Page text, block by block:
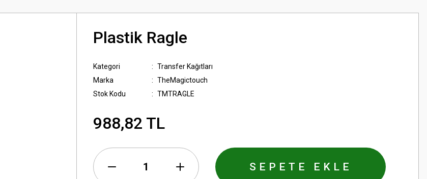
Plastik Ragle
Kategori
Transfer Kağıtları
Marka
TheMagictouch
Stok Kodu
TMTRAGLE
988,82 TL
SEPETE EKLE